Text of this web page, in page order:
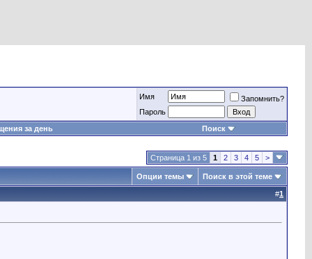
Имя
Запомнить?
Пароль
за день
Поиск
Страница 1 из 5 1 2 3 4 5 >
Опции темы Поиск в этой теме
#1